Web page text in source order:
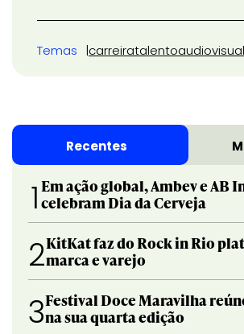
Temas carreiratalentoaudiovisual
Recentes
1 Em ação global, Ambev e AB
celebram Dia da Cerveja
2KitKat faz do Rock in Rio
marca e varejo
3Festival Doce Maravilha
na sua quarta edição